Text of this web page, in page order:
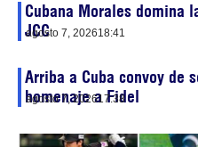
Cubana Morales domina
JCC
agosto 7, 202618:41
Arriba a Cuba convoy de
homenaje a Fidel
agosto 7, 202617:38